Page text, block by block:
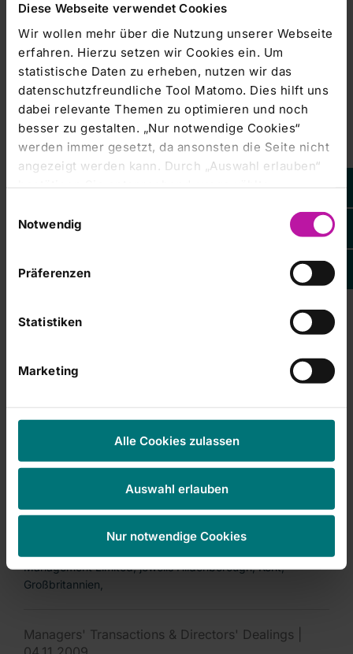
Diese Webseite verwendet Cookies
Wir wollen mehr über die Nutzung unserer Webseite
erfahren. Hierzu setzen wir Cookies ein. Um
statistische Daten zu erheben, nutzen wir das
datenschutzfreundliche Tool Matomo. Dies hilft uns
dabei relevante Themen zu optimieren und noch
besser zu gestalten. „Nur notwendige Cookies“
werden immer gesetzt, da ansonsten die Seite nicht
angezeigt werden kann. Durch „Auswahl erlauben“
bestätigen Sie entsprechend ausgewählte
erlauben Sie alle eingesetzten Cookies. Sie können
Ihre
Einstellungen anpassen. Weitere Informationen
finden Sie auch in unserer
Datenschutzerklärung
Notwendig
Präferenzen
Statistiken
Marketing
Alle Cookies zulassen
Auswahl erlauben
Nur notwendige Cookies
RHÖN-KLINIKUM AG /
Firmenübernahme/Firmenübernahme 11.11.2009
Veröffentlichung einer Ad-hoc-Mitteilung
Managers' Transactions & Directors' Dealings |
08.11.2009
Bürger sprechen sich gegen
Krankenhaus-Verkauf an Röhn-Klinikum
aus
niederbayerischen Landkreis Rottal-Inn haben einen
Managers' Transactions & Directors' Dealings |
DGAP-Stimmrechte: RHÖN-KLINIKUM
FIL Investments International und FIL Investment
Managers' Transactions & Directors' Dealings |
DGAP-Stimmrechte: RHÖN-KLINIKUM
AG (deutsch)
Management Limited, jeweils Hildenborough, Kent,
Großbritannien,
Managers' Transactions & Directors' Dealings |